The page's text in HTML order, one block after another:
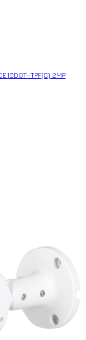
ITPF(C) 2MP